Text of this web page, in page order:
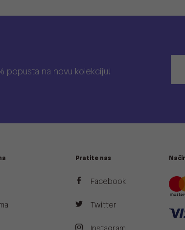
popusta na novu kolekciju!
Pratite nas
Facebook
Twitter